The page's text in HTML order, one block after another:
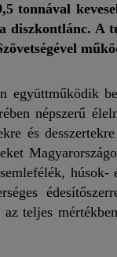
tonnával
diszkontlánc. A
együttműködik
népszerű
és
húsok-
teljes